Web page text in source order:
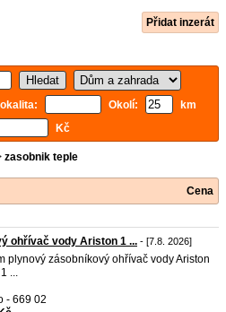
Přidat inzerát
Okolí:
km
Kč
zasobnik teple
Cena
ohřívač vody Ariston 1 ... - [7.8. 2026]
plynový zásobníkový ohřívač vody Ariston
...
- 669 02